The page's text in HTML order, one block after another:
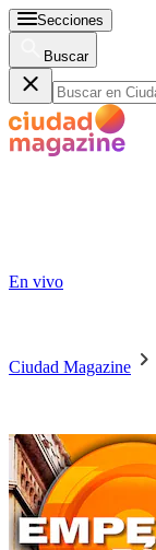
Secciones
Buscar
En vivo
Ciudad Magazine